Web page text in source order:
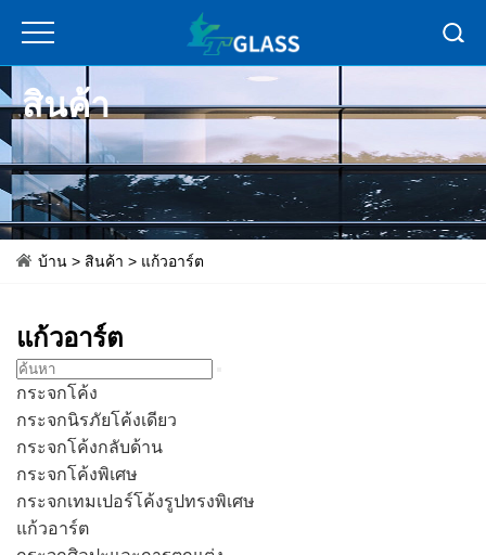
สินค้า
บ้าน > สินค้า > แก้วอาร์ต
แก้วอาร์ต
กระจกโค้ง
กระจกนิรภัยโค้งเดียว
กระจกโค้งกลับด้าน
กระจกโค้งพิเศษ
กระจกเทมเปอร์โค้งรูปทรงพิเศษ
แก้วอาร์ต